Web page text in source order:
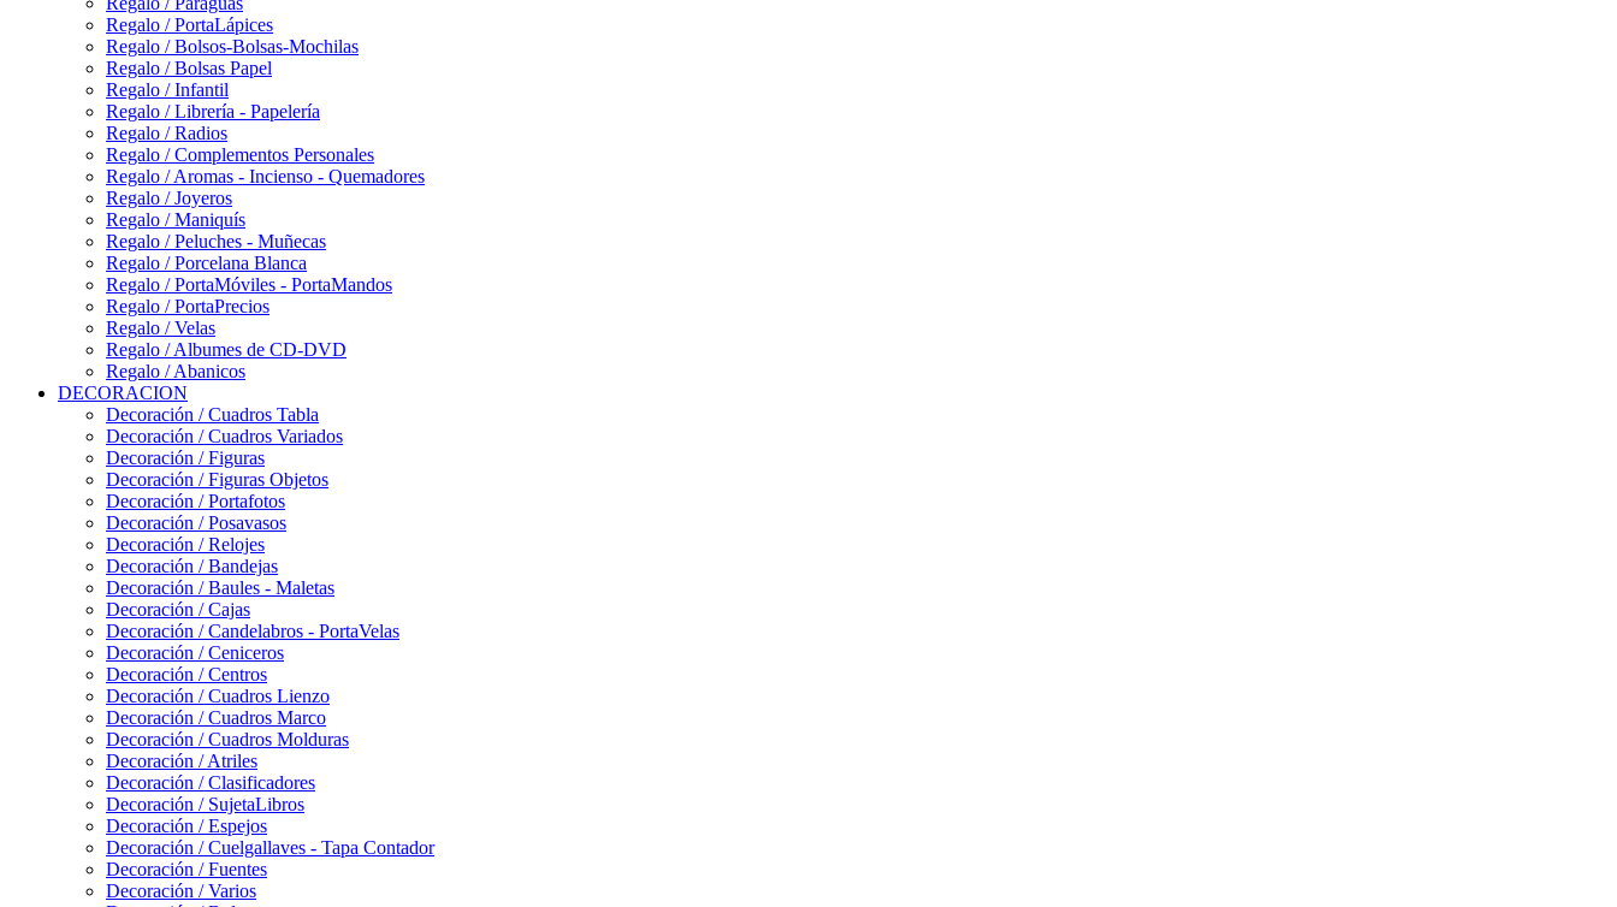
Regalo / PortaLápices
Regalo / Bolsos-Bolsas-Mochilas
Regalo / Bolsas Papel
Regalo / Infantil
Regalo / Librería - Papelería
Regalo / Radios
Regalo / Complementos Personales
Regalo / Aromas - Incienso - Quemadores
Regalo / Joyeros
Regalo / Maniquís
Regalo / Peluches - Muñecas
Regalo / Porcelana Blanca
Regalo / PortaMóviles - PortaMandos
Regalo / PortaPrecios
Regalo / Velas
Regalo / Albumes de CD-DVD
Regalo / Abanicos
DECORACION
Decoración / Cuadros Tabla
Decoración / Cuadros Variados
Decoración / Figuras
Decoración / Figuras Objetos
Decoración / Portafotos
Decoración / Posavasos
Decoración / Relojes
Decoración / Bandejas
Decoración / Baules - Maletas
Decoración / Cajas
Decoración / Candelabros - PortaVelas
Decoración / Ceniceros
Decoración / Centros
Decoración / Cuadros Lienzo
Decoración / Cuadros Marco
Decoración / Cuadros Molduras
Decoración / Atriles
Decoración / Clasificadores
Decoración / SujetaLibros
Decoración / Espejos
Decoración / Cuelgallaves - Tapa Contador
Decoración / Fuentes
Decoración / Varios